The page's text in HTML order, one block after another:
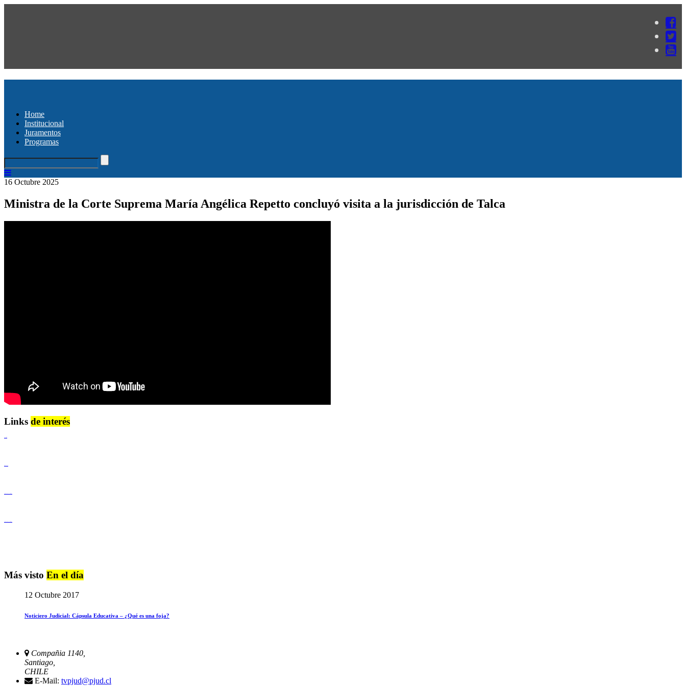
Home
Institucional
Juramentos
Programas
16 Octubre 2025
Ministra de la Corte Suprema María Angélica Repetto concluyó visita a la jurisdicción de Talca
Links de interés
Más visto En el día
12 Octubre 2017
Noticiero Judicial: Cápsula Educativa – ¿Qué es una foja?
Compañia 1140,
Santiago,
CHILE
E-Mail: tvpjud@pjud.cl